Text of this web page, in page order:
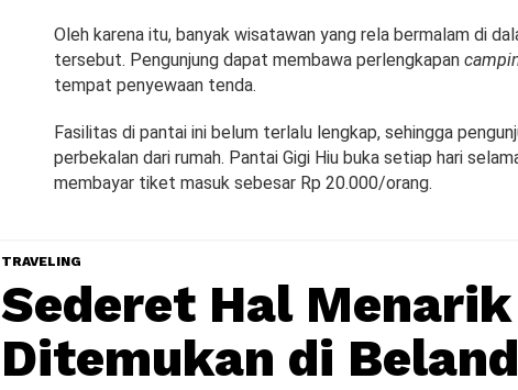
Oleh karena itu, banyak wisatawan yang rela bermalam di
tersebut. Pengunjung dapat membawa perlengkapan
tempat penyewaan tenda.
Fasilitas di pantai ini belum terlalu lengkap, sehingga
perbekalan dari rumah. Pantai Gigi Hiu buka setiap hari
membayar tiket masuk sebesar Rp 20.000/orang.
TRAVELING
Sederet Hal
Ditemukan di